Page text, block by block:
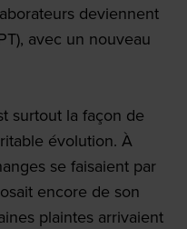
deviennent
avec un nouveau
surtout la façon de
évolution. À
se faisaient par
encore de son
plaintes arrivaient